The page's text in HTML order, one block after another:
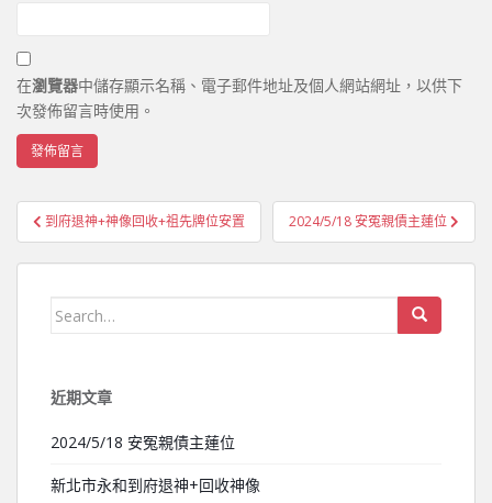
在瀏覽器中儲存顯示名稱、電子郵件地址及個人網站網址，以供下
次發佈留言時使用。
文章導覽
到府退神+神像回收+祖先牌位安置 2024/5/18 安冤親債主蓮位
Search for:
近期文章
2024/5/18 安冤親債主蓮位
新北市永和到府退神+回收神像